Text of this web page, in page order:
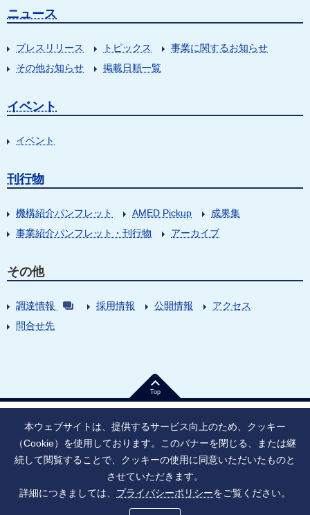
ニュース
プレスリリース トピックス
事業に関するお知らせ
その他お知らせ
掲載日順一覧
イベント
イベント
刊行物
機構紹介パンフレット AMED Pickup
成果集
事業紹介パンフレット・刊行物
アーカイブ
その他
調達情報 採用情報 公開情報
アクセス
問合せ先
Top
法人番号：9010005023796 東京都千代田区大手町1丁目7番1号
寄附のお願い
ご利用上の注意
ソーシャル・ネットワーキング・サービス運用ポリシー
アクセシビリティ
本ウェブサイトは、提供するサービス向上のため、クッキー
（Cookie）を使用しております。このバナーを閉じる、または継
続して閲覧することで、クッキーの使用に同意いただいたものと
させていただきます。
詳細につきましては、 プライバシーポリシーをご覧ください。